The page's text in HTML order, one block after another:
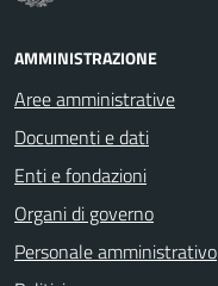
AMMINISTRAZIONE
Aree amministrative
Documenti e dati
Enti e fondazioni
Organi di governo
Personale amministrativo